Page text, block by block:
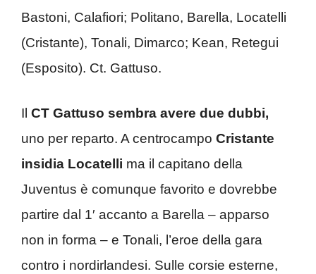
Bastoni, Calafiori; Politano, Barella, Locatelli
(Cristante), Tonali, Dimarco; Kean, Retegui
(Esposito). Ct. Gattuso.
Il CT Gattuso sembra avere due dubbi,
uno per reparto. A centrocampo Cristante
insidia Locatelli ma il capitano della
Juventus è comunque favorito e dovrebbe
partire dal 1′ accanto a Barella – apparso
non in forma – e Tonali, l’eroe della gara
contro i nordirlandesi. Sulle corsie esterne,